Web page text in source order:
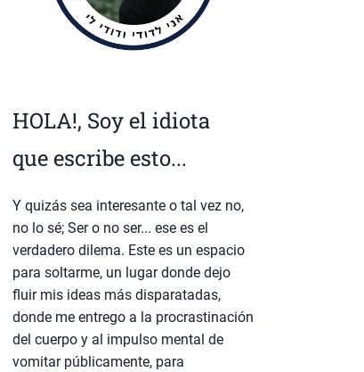
HOLA!, Soy el idiota
que escribe esto...
Y quizás sea interesante o tal vez no,
no lo sé; Ser o no ser... ese es el
verdadero dilema. Este es un espacio
para soltarme, un lugar donde dejo
fluir mis ideas más disparatadas,
donde me entrego a la procrastinación
del cuerpo y al impulso mental de
vomitar públicamente, para